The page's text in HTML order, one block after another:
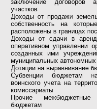
заключение договоров
участков
Доходы от продажи
собственность на
расположены в границах
Доходы от сдачи в
оперативном управлении
созданных ими
муниципальных
Дотации на выравнивание
Субвенции бюджетам
воинского учета на
комиссариаты
Прочие межбюджетные
бюджетам